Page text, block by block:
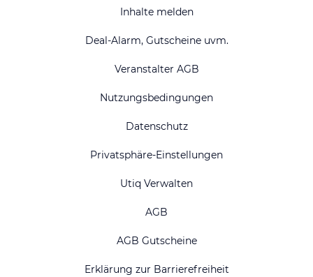
Inhalte melden
Deal-Alarm, Gutscheine uvm.
Veranstalter AGB
Nutzungsbedingungen
Datenschutz
Privatsphäre-Einstellungen
Utiq Verwalten
AGB
AGB Gutscheine
Erklärung zur Barrierefreiheit